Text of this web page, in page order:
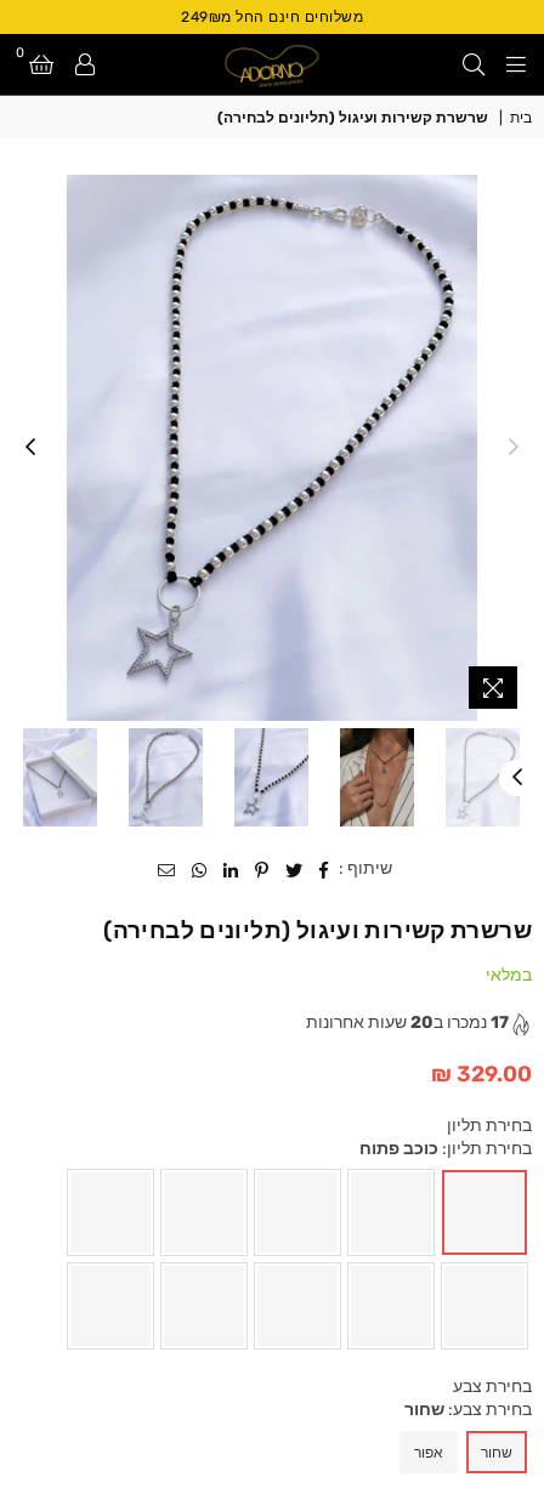
משלוחים חינם החל מ249₪
Adorno
0
בית שרשרת קשירות ועיגול (תליונים לבחירה)
שיתוף :
שרשרת קשירות ועיגול (תליונים לבחירה)
במלאי
17נמכרו ב20שעות אחרונות
מחיר
329.00 ₪
בחירת תליון
בחירת תליון: כוכב פתוח
בחירת צבע
בחירת צבע: שחור
שחור אפור